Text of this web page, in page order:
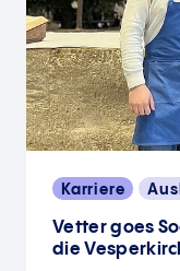
Karriere
Vetter goes
die